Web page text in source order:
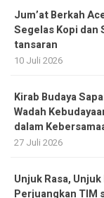
Jum’at Berkah
Segelas Kopi dan
tansaran
10 Juli 2026
Kirab Budaya
Wadah
dalam
27 Juli 2026
Unjuk Rasa,
Perjuangkan TIM